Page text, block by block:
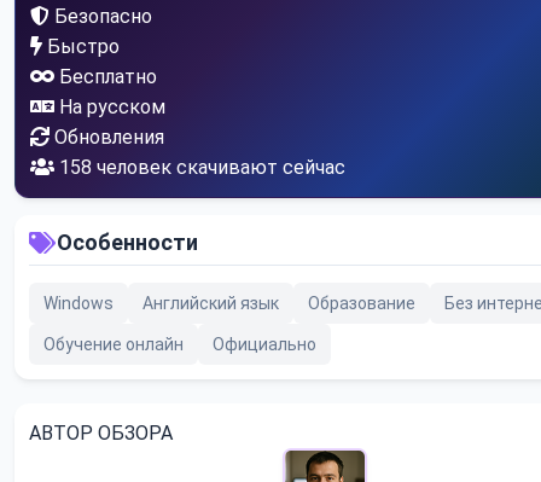
Безопасно
Быстро
Бесплатно
На русском
Обновления
158 человек скачивают сейчас
Особенности
Windows Английский язык Образование Без
Обучение онлайн Официально
АВТОР ОБЗОРА